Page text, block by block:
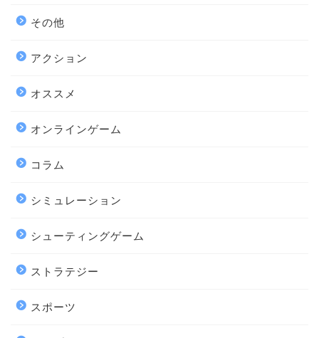
その他
アクション
オススメ
オンラインゲーム
コラム
シミュレーション
シューティングゲーム
ストラテジー
スポーツ